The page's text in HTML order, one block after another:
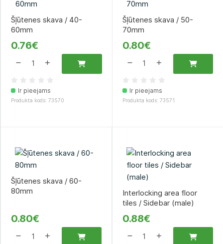
Šļūtenes skava / 40-
60mm
0.76€
Ir pieejams
Produkta kods: 73570
Šļūtenes skava / 50-
70mm
0.80€
Ir pieejams
Produkta kods: 73571
Šļūtenes skava / 60-
80mm
0.80€
Interlocking area floor
tiles / Sidebar (male)
0.88€